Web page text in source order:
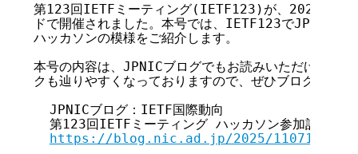
第123回IETFミーティング(IETF123)が、2025年7月
ドで開催されました。本号では、IETF123でJPNICが
ハッカソンの模様をご紹介します。
本号の内容は、JPNICブログでもお読みいただけます
クも辿りやすくなっておりますので、ぜひブログでもご
  JPNICブログ：IETF国際動向
  第123回IETFミーティング ハッカソン参加記
https://blog.nic.ad.jp/2025/11071/